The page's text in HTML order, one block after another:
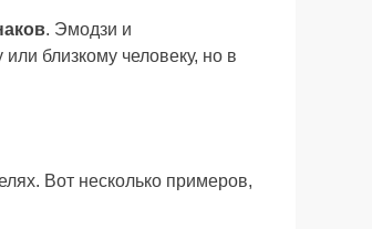
. Эмодзи и
близкому человеку, но в
Вот несколько примеров,